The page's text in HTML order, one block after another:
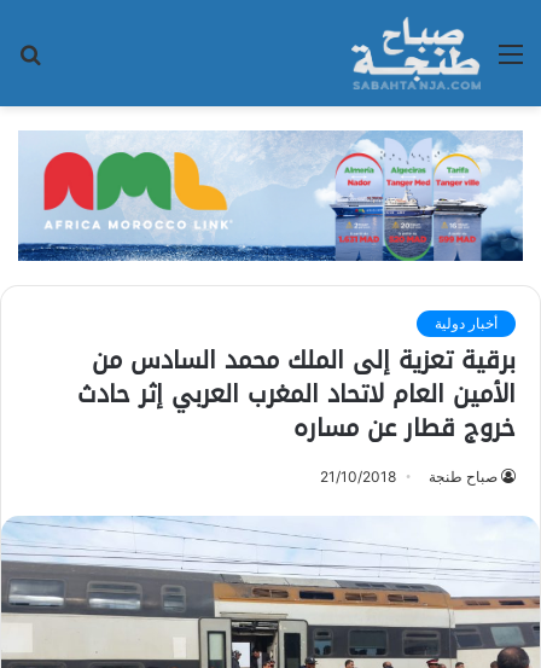
القائمة
أخبار دولية
برقية تعزية إلى الملك محمد السادس من
الأمين العام لاتحاد المغرب العربي إثر حادث
خروج قطار عن مساره
صباح طنجة 21/10/2018